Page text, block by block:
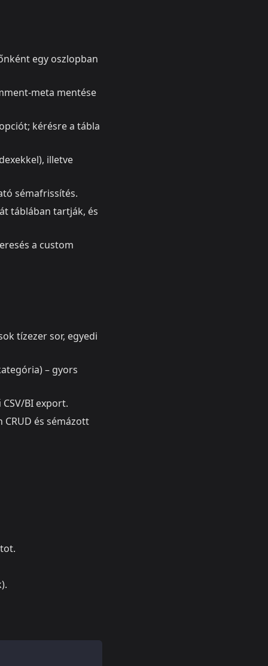
egy oszlopban
meta mentése
kérésre a tábla
illetve
sémafrissítés.
táblában tartják, és
a custom
tízezer sor, egyedi
– gyors
BI export.
és sémázott